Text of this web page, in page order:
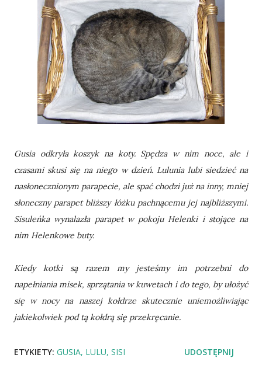
Gusia odkryła koszyk na koty. Spędza w nim noce, ale i
czasami skusi się na niego w dzień. Lulunia lubi siedzieć na
nasłonecznionym parapecie, ale spać chodzi już na inny, mniej
słoneczny parapet bliższy łóżku pachnącemu jej najbliższymi.
Sisuleńka wynalazła parapet w pokoju Helenki i stojące na
nim Helenkowe buty.
Kiedy kotki są razem my jesteśmy im potrzebni do
napełniania misek, sprzątania w kuwetach i do tego, by ułożyć
się w nocy na naszej kołdrze skutecznie uniemożliwiając
jakiekolwiek pod tą kołdrą się przekręcanie.
ETYKIETY: GUSIA LULU SISI UDOSTĘPNIJ